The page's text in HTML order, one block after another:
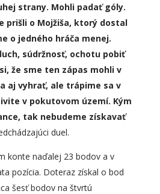
strany. Mohli padať góly.
prišli o Mojžiša, ktorý dostal
o jedného hráča menej.
súdržnosť, ochotu pobiť
že sme ten zápas mohli v
aj vyhrať, ale trápime sa v
v pokutovom území. Kým
tak nebudeme získavať
duel.
konte naďalej 23 bodov a v
pozícia. Doteraz získal o bod
šesť bodov na štvrtú